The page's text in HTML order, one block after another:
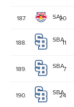
187. SAL20
188. SBA11
189. SBA7
190. SBA
24